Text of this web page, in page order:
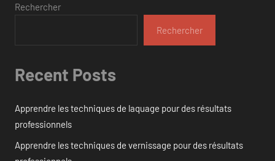
Rechercher
Rechercher
Recent Posts
Apprendre les techniques de laquage pour des résultats
professionnels
Apprendre les techniques de vernissage pour des résultats